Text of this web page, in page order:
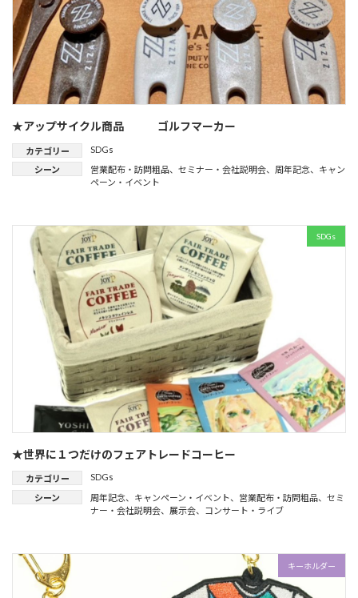
★アップサイクル商品 ゴルフマーカー
カテゴリー
SDGs
シーン
営業配布・訪問粗品、 セミナー・会社説明会、 周年記念、 キャン
ペーン・イベント
SDGs
★世界に１つだけのフェアトレードコーヒー
カテゴリー
SDGs
シーン
周年記念、 キャンペーン・イベント、 営業配布・訪問粗品、 セミ
ナー・会社説明会、 展示会、 コンサート・ライブ
キーホルダー